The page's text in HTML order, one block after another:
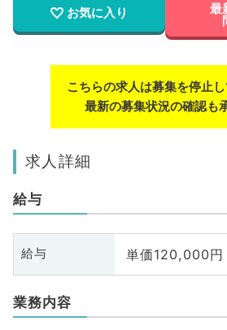
お気に入り 最
こちらの求人は募集を停止し
最新の募集状況の確認も
求人詳細
給与
給与 単価120,000円
業務内容